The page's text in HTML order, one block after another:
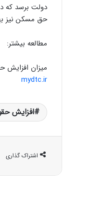
دولت برسد که
حق مسکن نیز
مطالعه بیشتر:
میزان افزایش
mydtc.ir
افزایش
اشتراک گذاری